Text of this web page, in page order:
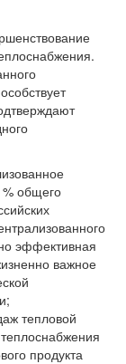
% общего
эффективная
важное
тепловой
продукта